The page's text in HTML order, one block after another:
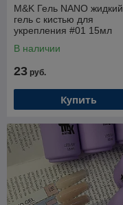
M&K Гель NANO жидкий
гель с кистью для
укрепления #01 15мл
В наличии
23 руб.
Купить